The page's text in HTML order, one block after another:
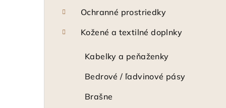
Ochranné prostriedky
Kožené a textilné doplnky
Kabelky a peňaženky
Bedrové / ľadvinové pásy
Brašne